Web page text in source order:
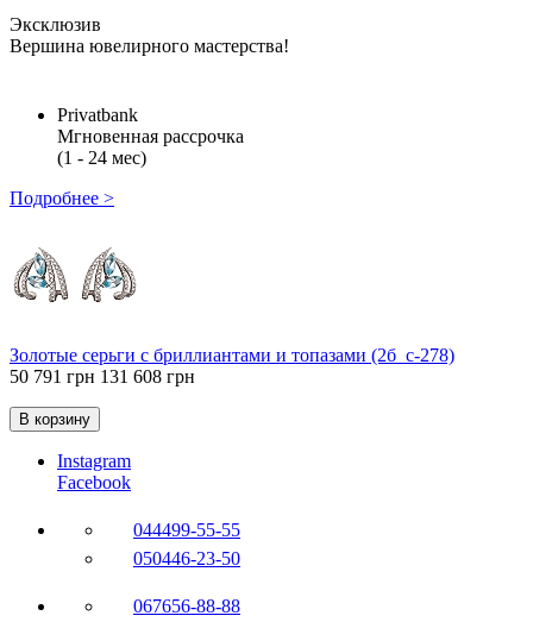
Эксклюзив
Вершина ювелирного мастерства!
Privatbank
Мгновенная рассрочка
(1 - 24 мес)
Подробнее >
Золотые серьги с бриллиантами и топазами (2б_с-278)
50 791 грн 131 608 грн
В корзину
Instagram
Facebook
044499-55-55
050446-23-50
067656-88-88